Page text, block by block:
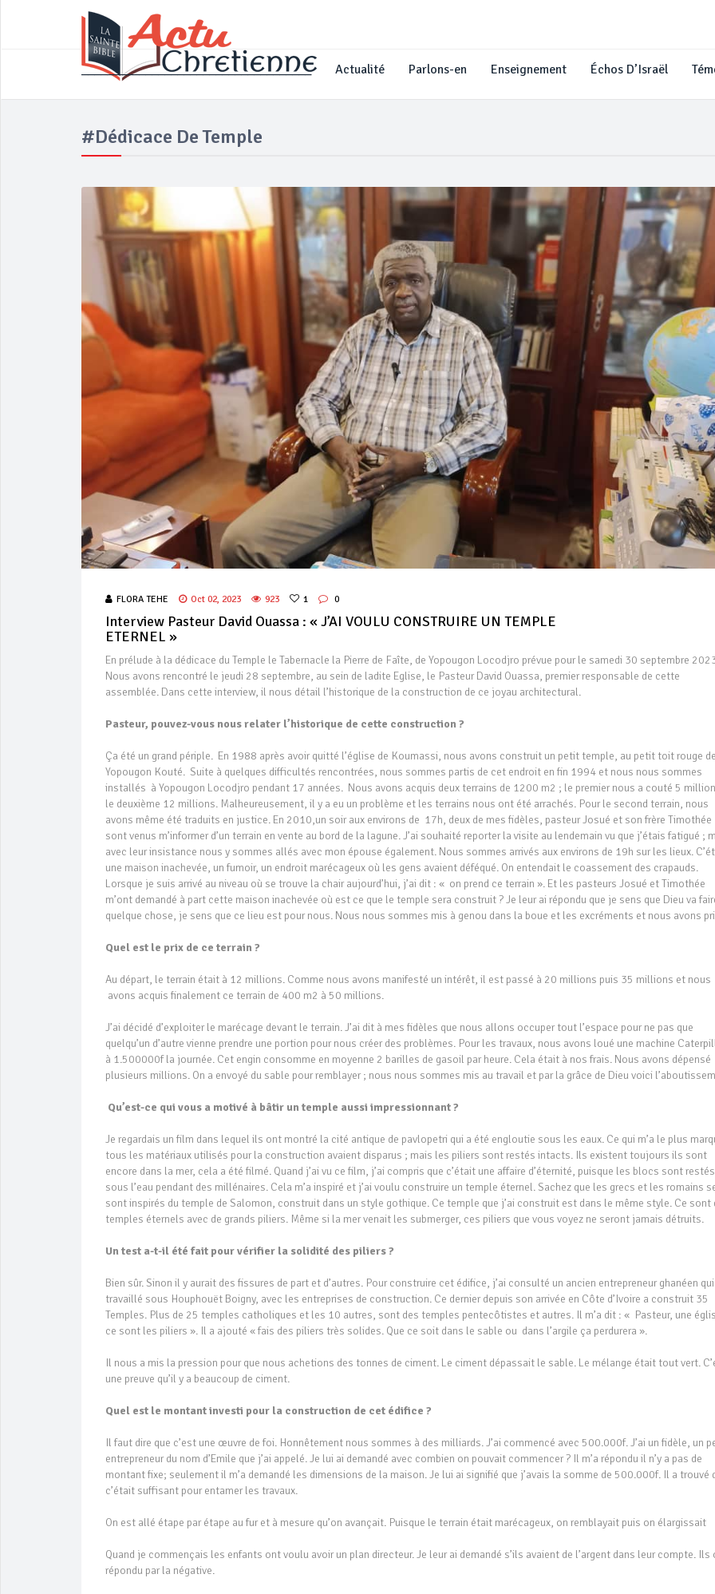
____________________________________ Actualité Parlons-en Enseignement Échos D’Israël
#dédicace De Temple
FLORA TEHE Oct 02, 2023 923 1 0
Interview Pasteur David Ouassa : « J’AI VOULU CONSTRUIRE UN TEMPLE
ETERNEL »
En prélude à la dédicace du Temple le Tabernacle la Pierre de Faîte, de Yopougon Locodjro prévue pour le samedi 30 septembre
Nous avons rencontré le jeudi 28 septembre, au sein de ladite Eglise, le Pasteur David Ouassa, premier responsable de cette
assemblée. Dans cette interview, il nous détail l’historique de la construction de ce joyau architectural.
Pasteur, pouvez-vous nous relater l’historique de cette construction ?
Ça été un grand périple. En 1988 après avoir quitté l’église de Koumassi, nous avons construit un petit temple, au petit toit rouge de
Yopougon Kouté. Suite à quelques difficultés rencontrées, nous sommes partis de cet endroit en fin 1994 et nous nous sommes
installés à Yopougon Locodjro pendant 17 années. Nous avons acquis deux terrains de 1200 m2 ; le premier nous a couté 5
le deuxième 12 millions. Malheureusement, il y a eu un problème et les terrains nous ont été arrachés. Pour le second terrain, nous
avons même été traduits en justice. En 2010,un soir aux environs de 17h, deux de mes fidèles, pasteur Josué et son frère Timothée
sont venus m’informer d’un terrain en vente au bord de la lagune. J’ai souhaité reporter la visite au lendemain vu que j’étais fatigué ;
avec leur insistance nous y sommes allés avec mon épouse également. Nous sommes arrivés aux environs de 19h sur les lieux.
une maison inachevée, un fumoir, un endroit marécageux où les gens avaient déféqué. On entendait le coassement des crapauds.
Lorsque je suis arrivé au niveau où se trouve la chair aujourd’hui, j’ai dit : « on prend ce terrain ». Et les pasteurs Josué et Timothée
m’ont demandé à part cette maison inachevée où est ce que le temple sera construit ? Je leur ai répondu que je sens que Dieu va
quelque chose, je sens que ce lieu est pour nous. Nous nous sommes mis à genou dans la boue et les excréments et nous avons
Quel est le prix de ce terrain ?
Au départ, le terrain était à 12 millions. Comme nous avons manifesté un intérêt, il est passé à 20 millions puis 35 millions et nous
avons acquis finalement ce terrain de 400 m2 à 50 millions.
J’ai décidé d’exploiter le marécage devant le terrain. J’ai dit à mes fidèles que nous allons occuper tout l’espace pour ne pas que
quelqu’un d’autre vienne prendre une portion pour nous créer des problèmes. Pour les travaux, nous avons loué une machine
à 1.500000f la journée. Cet engin consomme en moyenne 2 barilles de gasoil par heure. Cela était à nos frais. Nous avons dépensé
plusieurs millions. On a envoyé du sable pour remblayer ; nous nous sommes mis au travail et par la grâce de Dieu voici
Qu’est-ce qui vous a motivé à bâtir un temple aussi impressionnant ?
Je regardais un film dans lequel ils ont montré la cité antique de pavlopetri qui a été engloutie sous les eaux. Ce qui m’a le plus
tous les matériaux utilisés pour la construction avaient disparus ; mais les piliers sont restés intacts. Ils existent toujours ils sont
encore dans la mer, cela a été filmé. Quand j’ai vu ce film, j’ai compris que c’était une affaire d’éternité, puisque les blocs sont restés
sous l’eau pendant des millénaires. Cela m’a inspiré et j’ai voulu construire un temple éternel. Sachez que les grecs et les romains
sont inspirés du temple de Salomon, construit dans un style gothique. Ce temple que j’ai construit est dans le même style. Ce sont
temples éternels avec de grands piliers. Même si la mer venait les submerger, ces piliers que vous voyez ne seront jamais détruits.
Un test a-t-il été fait pour vérifier la solidité des piliers ?
Bien sûr. Sinon il y aurait des fissures de part et d’autres. Pour construire cet édifice, j’ai consulté un ancien entrepreneur ghanéen
travaillé sous Houphouët Boigny, avec les entreprises de construction. Ce dernier depuis son arrivée en Côte d’Ivoire a construit 35
Temples. Plus de 25 temples catholiques et les 10 autres, sont des temples pentecôtistes et autres. Il m’a dit : « Pasteur, une
ce sont les piliers ». Il a ajouté « fais des piliers très solides. Que ce soit dans le sable ou dans l’argile ça perdurera ».
Il nous a mis la pression pour que nous achetions des tonnes de ciment. Le ciment dépassait le sable. Le mélange était tout vert.
une preuve qu’il y a beaucoup de ciment.
Quel est le montant investi pour la construction de cet édifice ?
Il faut dire que c’est une œuvre de foi. Honnêtement nous sommes à des milliards. J’ai commencé avec 500.000f. J’ai un fidèle, un
entrepreneur du nom d’Emile que j’ai appelé. Je lui ai demandé avec combien on pouvait commencer ? Il m’a répondu il n’y a pas de
montant fixe; seulement il m’a demandé les dimensions de la maison. Je lui ai signifié que j’avais la somme de 500.000f. Il a trouvé
c’était suffisant pour entamer les travaux.
On est allé étape par étape au fur et à mesure qu’on avançait. Puisque le terrain était marécageux, on remblayait puis on élargissait
Quand je commençais les enfants ont voulu avoir un plan directeur. Je leur ai demandé s’ils avaient de l’argent dans leur compte. Ils
répondu par la négative.